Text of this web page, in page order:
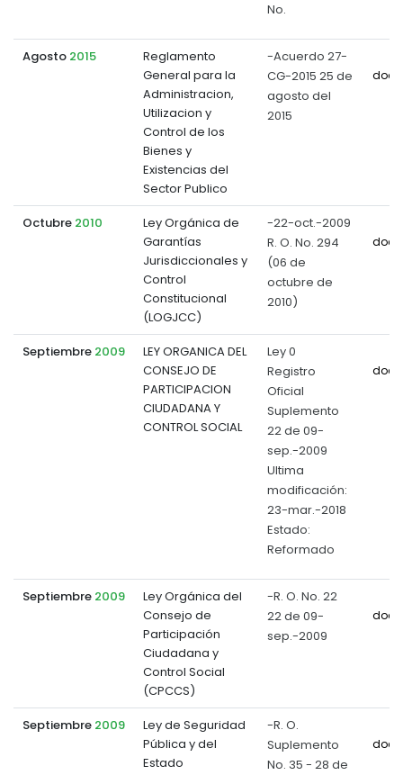
No.
Agosto 2015
Reglamento
General para la
Administracion,
Utilizacion y
Control de los
Bienes y
Existencias del
Sector Publico
-Acuerdo 27-
CG-2015 25 de
agosto del
2015
Octubre 2010
Ley Orgánica de
Garantías
Jurisdiccionales y
Control
Constitucional
(LOGJCC)
-22-oct.-2009
R. O. No. 294
(06 de
octubre de
2010)
Septiembre 2009
LEY ORGANICA DEL
CONSEJO DE
PARTICIPACION
CIUDADANA Y
CONTROL SOCIAL
Ley 0
Registro
Oficial
Suplemento
22 de 09-
sep.-2009
Ultima
modificación:
23-mar.-2018
Estado:
Reformado
Septiembre 2009
Ley Orgánica del
Consejo de
Participación
Ciudadana y
Control Social
(CPCCS)
-R. O. No. 22
22 de 09-
sep.-2009
Septiembre 2009
Ley de Seguridad
Pública y del
Estado
-R. O.
Suplemento
No. 35 - 28 de